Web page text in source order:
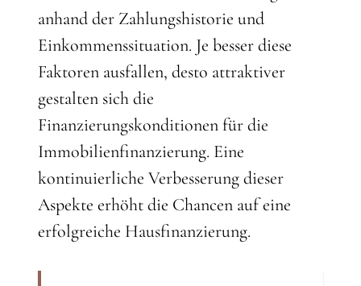
anhand der Zahlungshistorie und
Einkommenssituation. Je besser diese
Faktoren ausfallen, desto attraktiver
gestalten sich die
Finanzierungskonditionen für die
Immobilienfinanzierung. Eine
kontinuierliche Verbesserung dieser
Aspekte erhöht die Chancen auf eine
erfolgreiche Hausfinanzierung.